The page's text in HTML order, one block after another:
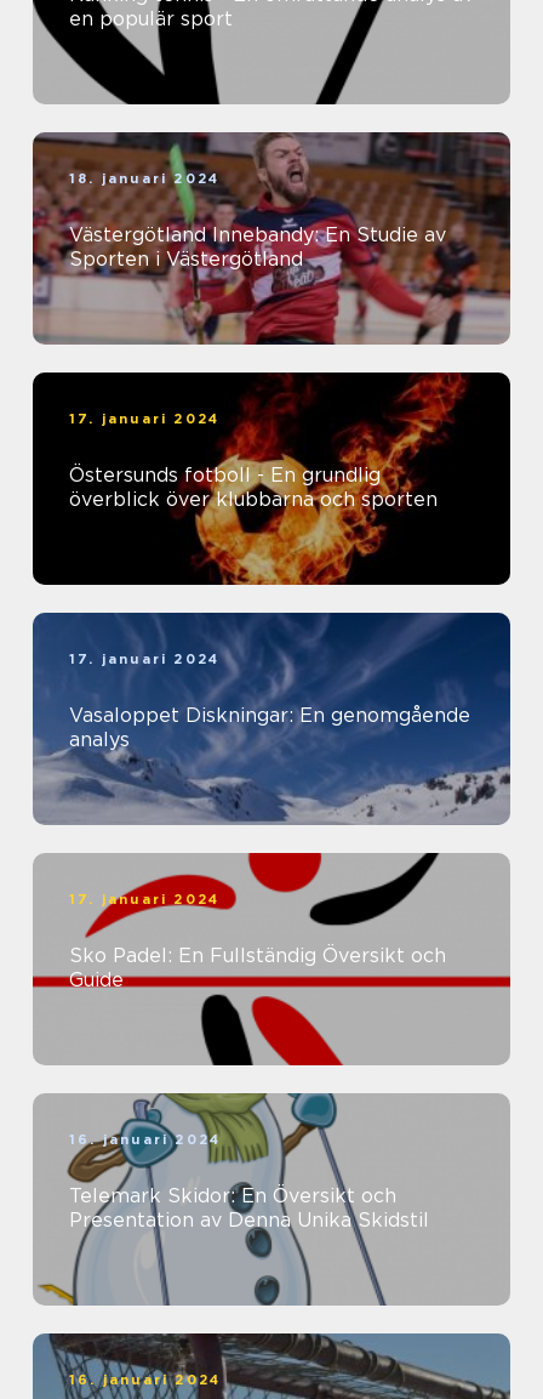
en populär sport
18. januari 2024
Västergötland Innebandy: En Studie av
Sporten i Västergötland
17. januari 2024
Östersunds fotboll - En grundlig
överblick över klubbarna och sporten
17. januari 2024
Vasaloppet Diskningar: En genomgående
analys
17. januari 2024
Sko Padel: En Fullständig Översikt och
Guide
16. januari 2024
Telemark Skidor: En Översikt och
Presentation av Denna Unika Skidstil
16. januari 2024